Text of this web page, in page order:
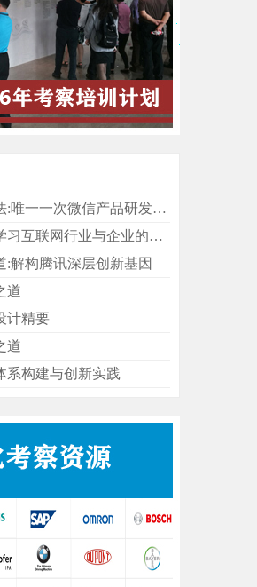
戴洁老师:微信创新方法:唯一一次微信产品研发的内部复盘
腾讯李老师:走进腾讯学习互联网行业与企业的发展变化
:解构腾讯深层创新基因
道
计精要
道
系构建与创新实践